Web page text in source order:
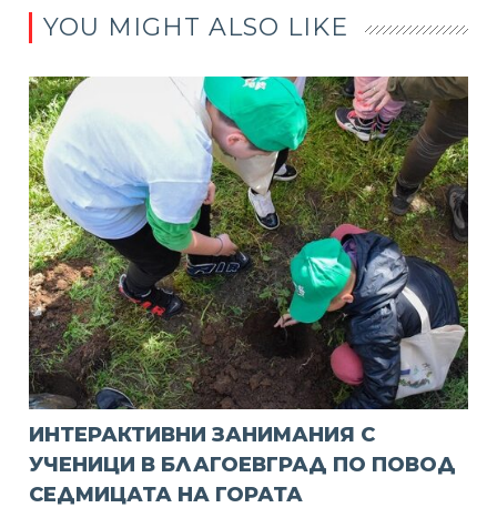
YOU MIGHT ALSO LIKE
ИНТЕРАКТИВНИ ЗАНИМАНИЯ С
УЧЕНИЦИ В БЛАГОЕВГРАД ПО ПОВОД
СЕДМИЦАТА НА ГОРАТА